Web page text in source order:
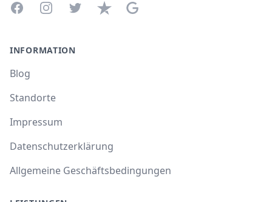
FacebookInstagramTwitterTrustpilotGoogle Business Profile
INFORMATION
Blog
Standorte
Impressum
Datenschutzerklärung
Allgemeine Geschäftsbedingungen